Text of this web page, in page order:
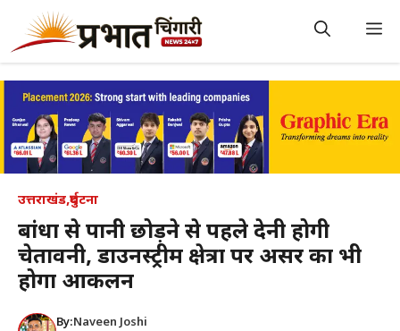
content
उत्तराखंड,दुर्घटना
बांधों से पानी छोड़ने से पहले देनी होगी
चेतावनी, डाउनस्ट्रीम क्षेत्रों पर असर का भी
होगा आकलन
By:Naveen Joshi